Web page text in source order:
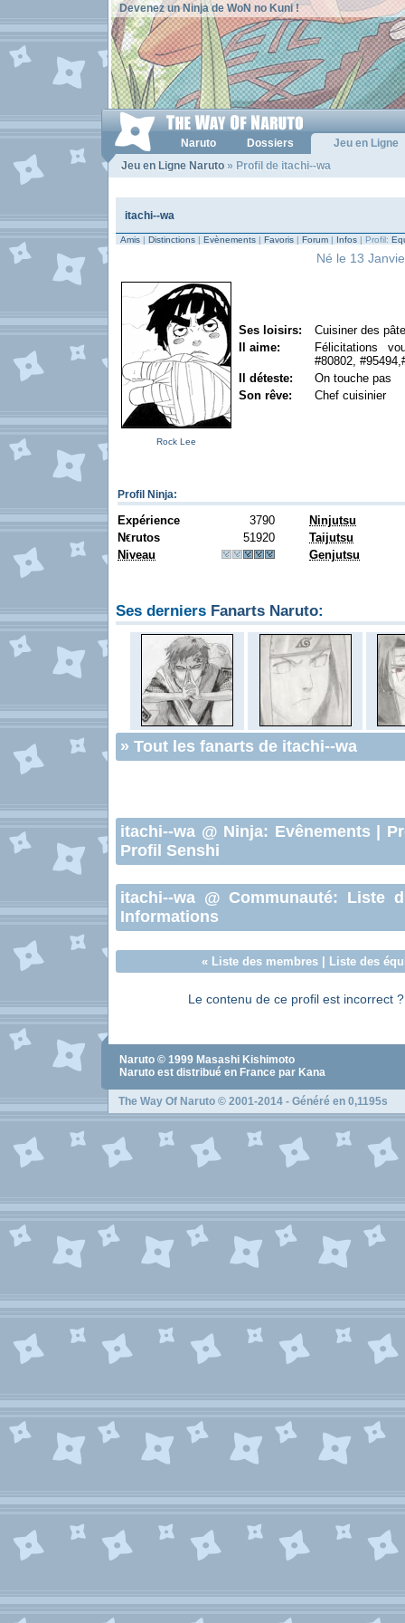
Devenez un Ninja de WoN no Kuni !
Naruto Dossiers
Jeu en Ligne
Jeu en Ligne Naruto » Profil de itachi--wa
itachi--wa
Amis | Distinctions | Evènements | Favoris | Forum | Infos | Profil:
Né le 13
Rock Lee
Ses loisirs:
Cuisiner des
Il aime:
Félicitations
#80802,
Il déteste:
On touche pas
Son rêve:
Chef cuisinier
Profil Ninja:
Expérience 3790
Ninjutsu
N€rutos 51920
Taijutsu
Niveau
Genjutsu
Ses derniers Fanarts Naruto:
» Tout les fanarts de itachi--wa
itachi--wa @ Ninja: Evênements
Profil Senshi
itachi--wa @ Communauté: Liste
Informations
« Liste des membres| Liste des
Le contenu de ce profil est incorrect
Naruto © 1999 Masashi Kishimoto
Naruto est distribué en France par Kana
The Way Of Naruto © 2001-2014 - Généré en 0,1195s